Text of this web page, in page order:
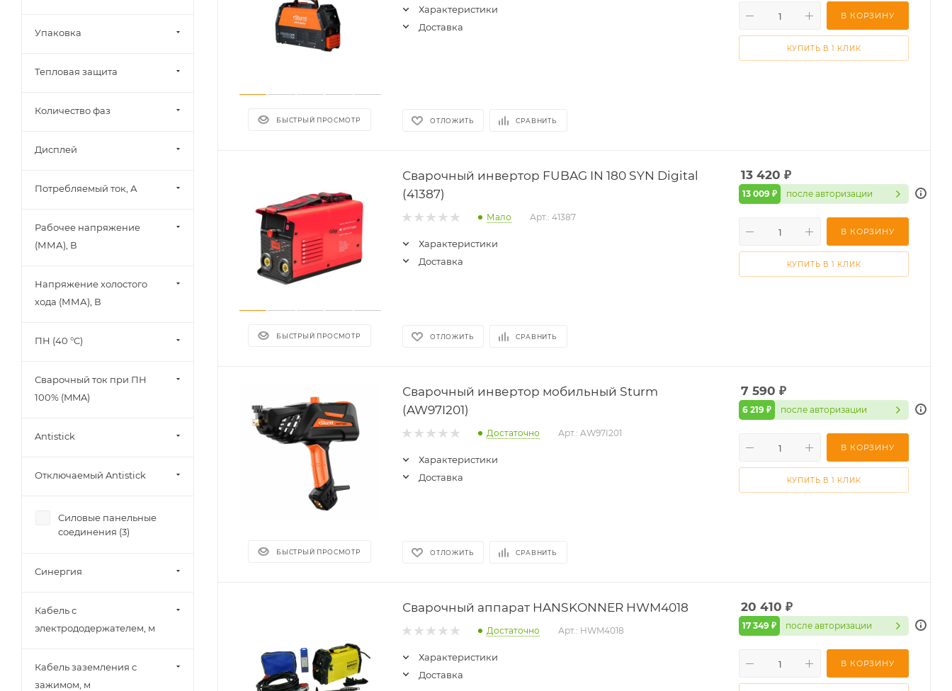
БЫСТРЫЙ ПРОСМОТР
Характеристики
Доставка
ОТЛОЖИТЬ СРАВНИТЬ
В КОРЗИНУ
КУПИТЬ В 1 КЛИК
БЫСТРЫЙ ПРОСМОТР
Сварочный инвертор FUBAG IN 180 SYN Digital
(41387)
Мало Арт.: 41387
Характеристики
Доставка
ОТЛОЖИТЬ СРАВНИТЬ
13 420 ₽
13 009 ₽ после авторизации
В КОРЗИНУ
КУПИТЬ В 1 КЛИК
БЫСТРЫЙ ПРОСМОТР
Сварочный инвертор мобильный Sturm
(AW97I201)
Достаточно Арт.: AW97I201
Характеристики
Доставка
ОТЛОЖИТЬ СРАВНИТЬ
7 590 ₽
6 219 ₽ после авторизации
В КОРЗИНУ
КУПИТЬ В 1 КЛИК
Сварочный аппарат HANSKONNER HWM4018
Достаточно Арт.: HWM4018
Характеристики
Доставка
20 410 ₽
17 349 ₽ после авторизации
В КОРЗИНУ
Упаковка
Тепловая защита
Количество фаз
Дисплей
Потребляемый ток, А
Рабочее напряжение
(ММА), В
Напряжение холостого
хода (ММА), В
ПН (40 °C)
Сварочный ток при ПН
100% (MMA)
Antistick
Отключаемый Antistick
Силовые панельные
соединения (3)
Синергия
Кабель с
электрододержателем, м
Кабель заземления с
зажимом, м